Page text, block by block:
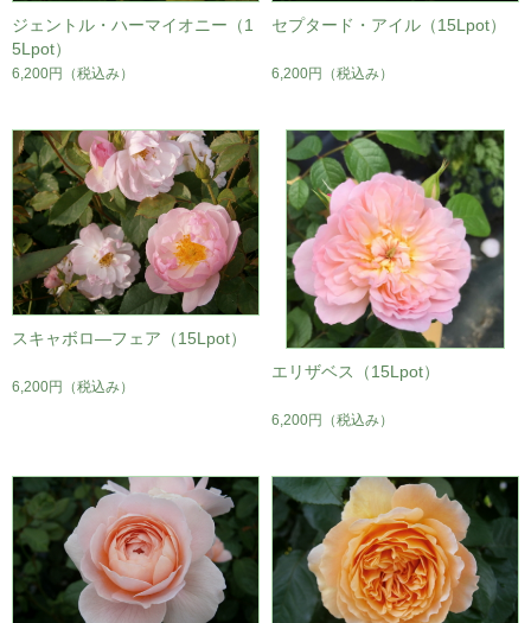
ジェントル・ハーマイオニー（1
5Lpot）
6,200円 （税込み）
セプタード・アイル（15Lpot）
6,200円 （税込み）
スキャボロ―フェア（15Lpot）
6,200円 （税込み）
エリザベス（15Lpot）
6,200円 （税込み）